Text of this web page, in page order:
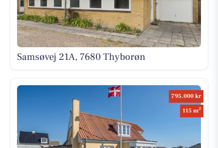
Samsøvej 21A, 7680 Thyborøn
795.000 kr
115 m2